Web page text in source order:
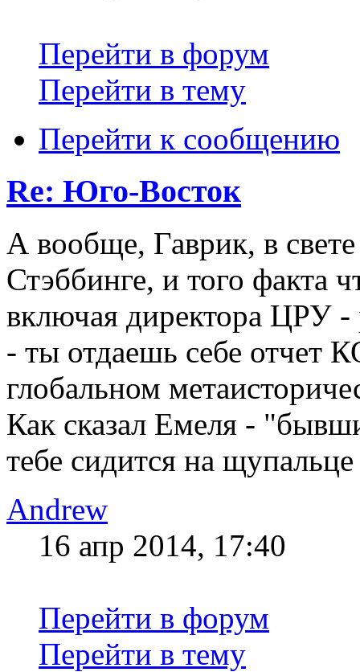
Перейти в форум
Перейти в тему
Перейти к сообщению
Re: Юго-Восток
А вообще, Гаврик, в
Стэббинге, и того факта
включая директора ЦРУ -
- ты отдаешь себе отчет
глобальном
Как сказал Емеля -
тебе сидится на
Andrew
16 апр 2014, 17:40
Перейти в форум
Перейти в тему